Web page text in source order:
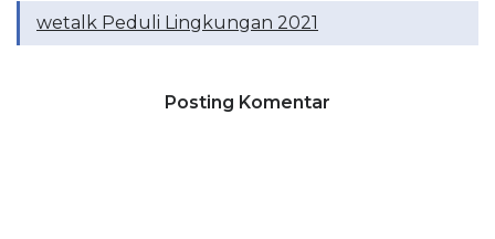
wetalk Peduli Lingkungan 2021
Posting Komentar